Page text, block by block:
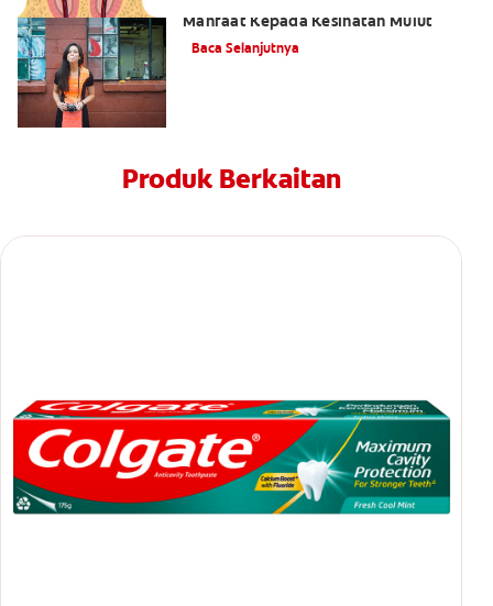
Manfaat Kepada Kesihatan Mulut
Baca Selanjutnya
Produk Berkaitan